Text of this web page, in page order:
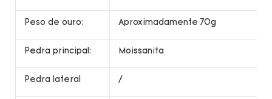
Peso de ouro: Aproximadamente 70g
Pedra principal: Moissanita
Pedra lateral /